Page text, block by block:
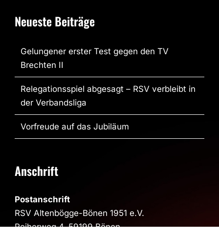
Neueste Beiträge
Gelungener erster Test gegen den TV
Brechten II
Relegationsspiel abgesagt – RSV verbleibt in
der Verbandsliga
Vorfreude auf das Jubiläum
Anschrift
Postanschrift
RSV Altenbögge-Bönen 1951 e.V.
Reiherweg 4, 59199 Bönen